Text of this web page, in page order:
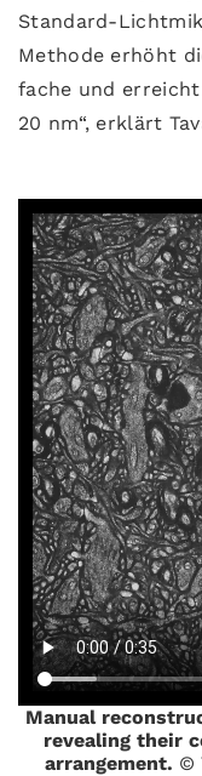
Standard-
Methode erhöht
fache und
20 nm“, erklärt
Manual
revealing their
arrangement. ©